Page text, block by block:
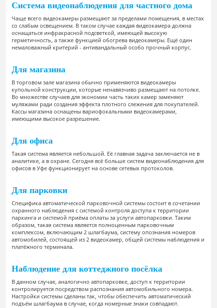
Система видеонаблюдения для частного дома
Чаще всего видеокамеры размещают за пределами помещения, в местах
со слабым освещением. В таком случае каждая видеокамера должна
оснащаться инфракрасной подсветкой, имеющей высокую
герметичность, а также функцией обогрева видеокамеры. Ещё один
немаловажный критерий - антивандальный особо прочный корпус.
Для магазина
В торговом зале магазина обычно применяются видеокамеры
купольной конструкции, которые ненавязчиво размещают на потолке.
Во множестве случаев для экономии часть таких камер заменяют
муляжами ради создания эффекта плотного слежения для покупателей.
Кассы магазина оснащены вариофокальными видеокамерами,
имеющими высокое разрешение.
Для офиса
Такая система является небольшой. Её главная задача заключается не в
аналитике, а в охране. Сегодня всё больше систем видеонаблюдения для
офисов в Уфе функционирует на основе сетевых протоколов.
Для парковки
Специфика автоматической парковочной системы состоит в сочетании
охранного наблюдения с системой контроля доступа к территории
паркинга и системой приёма оплаты за услуги автопарковки. Таким
образом, такая система является полноценным парковочным
комплексом, включающим 2 шлагбаума, систему опознания номеров
автомобилей, состоящей из 2 видеокамер, общей системы наблюдения и
платёжного терминала.
Наблюдение для коттеджного посёлка
В данном случае, аналогично автопарковке, доступ к территории
контролируется посредством распознания автомобильного номера.
Настройки системы сделаны так, чтобы обеспечить автоматический
подъём шлагбаума в случае, когда номерные знаки совпадают.